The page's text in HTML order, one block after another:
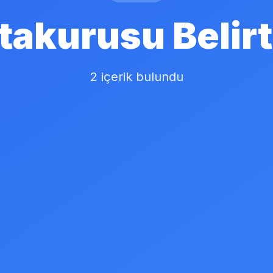
2 içerik bulundu